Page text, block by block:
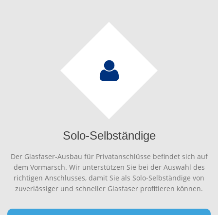
Solo-Selbständige
Der Glasfaser-Ausbau für Privatanschlüsse befindet sich auf
dem Vormarsch. Wir unterstützen Sie bei der Auswahl des
richtigen Anschlusses, damit Sie als Solo-Selbständige von
zuverlässiger und schneller Glasfaser profitieren können.